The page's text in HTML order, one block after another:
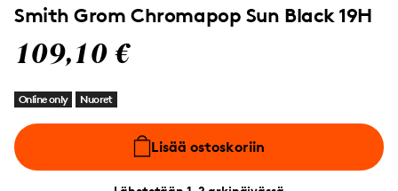
Smith Grom Chromapop Sun Black 19H
109,10 €
Online only Nuoret
Lisää ostoskoriin